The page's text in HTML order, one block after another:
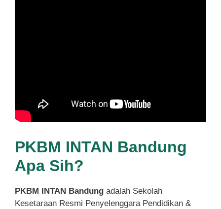
PKBM INTAN Bandung
Apa Sih?
PKBM INTAN Bandung adalah Sekolah
Kesetaraan Resmi Penyelenggara Pendidikan &